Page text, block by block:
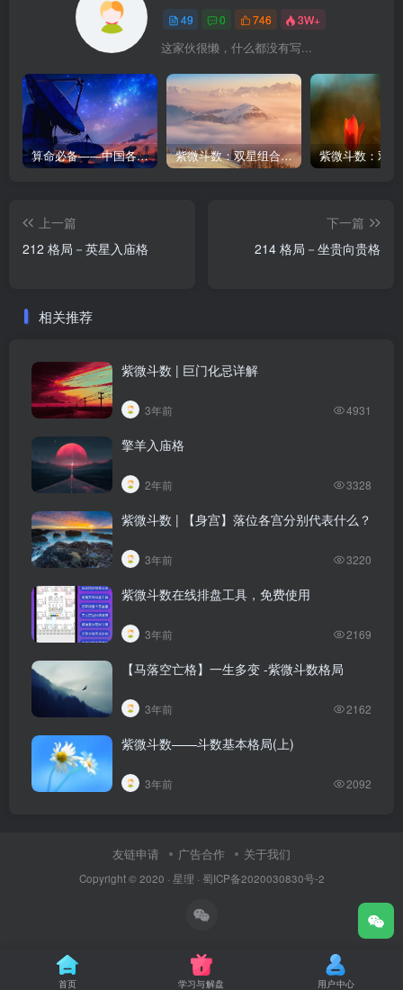
49 0 746 3W+
这家伙很懒，什么都没有写...
算命必备——中国各主要城市平太阳时差对照表 紫微斗数：双星组合 – 天同太阴
上一篇
212 格局－英星入庙格
下一篇
214 格局－坐贵向贵格
相关推荐
紫微斗数 | 巨门化忌详解
3年前 4931
擎羊入庙格
2年前 3328
紫微斗数 | 【身宫】落位各宫分别代表什么？
3年前 3220
紫微斗数在线排盘工具，免费使用
3年前 2169
【马落空亡格】一生多变 -紫微斗数格局
3年前 2162
紫微斗数——斗数基本格局(上)
3年前 2092
友链申请 广告合作 关于我们
Copyright © 2020 · 星理 · 蜀ICP备2020030830号-2
首页 学习与解盘 用户中心